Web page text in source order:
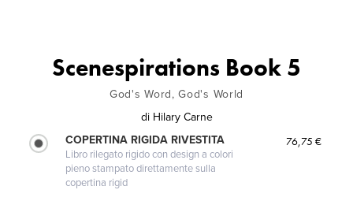
Scenespirations Book 5
God's Word, God's World
di Hilary Carne
COPERTINA RIGIDA RIVESTITA
Libro rilegato rigido con design a colori
pieno stampato direttamente sulla
copertina rigid
76,75 €